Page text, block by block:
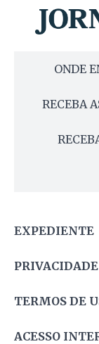
ONDE
RECEBA
EXPEDIENTE
PRIVACIDADE
TERMOS DE
ACESSO